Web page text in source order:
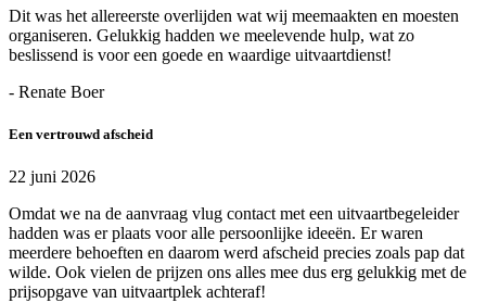
Dit was het allereerste overlijden wat wij meemaakten en moesten
organiseren. Gelukkig hadden we meelevende hulp, wat zo
beslissend is voor een goede en waardige uitvaartdienst!
- Renate Boer
Een vertrouwd afscheid
22 juni 2026
Omdat we na de aanvraag vlug contact met een uitvaartbegeleider
hadden was er plaats voor alle persoonlijke ideeën. Er waren
meerdere behoeften en daarom werd afscheid precies zoals pap dat
wilde. Ook vielen de prijzen ons alles mee dus erg gelukkig met de
prijsopgave van uitvaartplek achteraf!